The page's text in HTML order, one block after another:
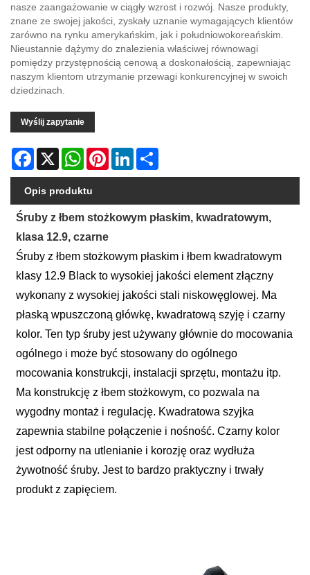
nasze zaangażowanie w ciągły wzrost i rozwój. Nasze produkty,
znane ze swojej jakości, zyskały uznanie wymagających klientów
zarówno na rynku amerykańskim, jak i południowokoreańskim.
Nieustannie dążymy do znalezienia właściwej równowagi
pomiędzy przystępnością cenową a doskonałością, zapewniając
naszym klientom utrzymanie przewagi konkurencyjnej w swoich
dziedzinach.
Wyślij zapytanie
Facebook
X WhatsAppPinterestLinkedIn
Opis produktu
Śruby z łbem stożkowym płaskim, kwadratowym,
klasa 12.9, czarne
Śruby z łbem stożkowym płaskim i łbem kwadratowym
klasy 12.9 Black to wysokiej jakości element złączny
wykonany z wysokiej jakości stali niskowęglowej. Ma
płaską wpuszczoną główkę, kwadratową szyję i czarny
kolor. Ten typ śruby jest używany głównie do mocowania
ogólnego i może być stosowany do ogólnego
mocowania konstrukcji, instalacji sprzętu, montażu itp.
Ma konstrukcję z łbem stożkowym, co pozwala na
wygodny montaż i regulację. Kwadratowa szyjka
zapewnia stabilne połączenie i nośność. Czarny kolor
jest odporny na utlenianie i korozję oraz wydłuża
żywotność śruby. Jest to bardzo praktyczny i trwały
produkt z zapięciem.